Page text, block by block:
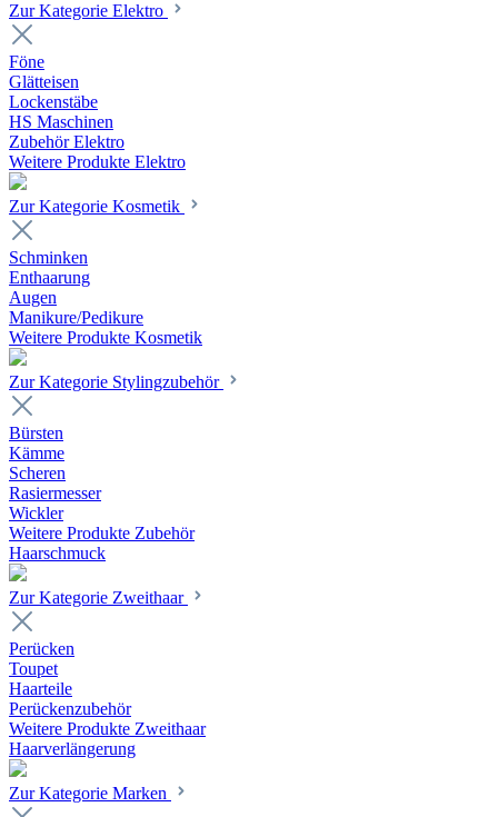
Zur Kategorie Elektro
Föne
Glätteisen
Lockenstäbe
HS Maschinen
Zubehör Elektro
Weitere Produkte Elektro
Zur Kategorie Kosmetik
Schminken
Enthaarung
Augen
Manikure/Pedikure
Weitere Produkte Kosmetik
Zur Kategorie Stylingzubehör
Bürsten
Kämme
Scheren
Rasiermesser
Wickler
Weitere Produkte Zubehör
Haarschmuck
Zur Kategorie Zweithaar
Perücken
Toupet
Haarteile
Perückenzubehör
Weitere Produkte Zweithaar
Haarverlängerung
Zur Kategorie Marken